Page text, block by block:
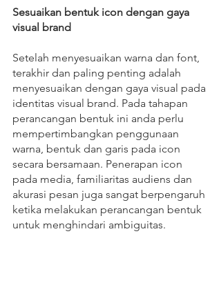
Sesuaikan bentuk icon dengan gaya
visual brand
Setelah menyesuaikan warna dan font,
terakhir dan paling penting adalah
menyesuaikan dengan gaya visual pada
identitas visual brand. Pada tahapan
perancangan bentuk ini anda perlu
mempertimbangkan penggunaan
warna, bentuk dan garis pada icon
secara bersamaan. Penerapan icon
pada media, familiaritas audiens dan
akurasi pesan juga sangat berpengaruh
ketika melakukan perancangan bentuk
untuk menghindari ambiguitas.